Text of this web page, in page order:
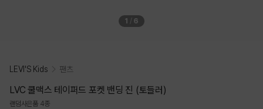
1 / 6
LEVI'S Kids 팬츠
LVC 쿨맥스 테이퍼드 포켓 밴딩 진 (토들러)
랜덤사은품 4종